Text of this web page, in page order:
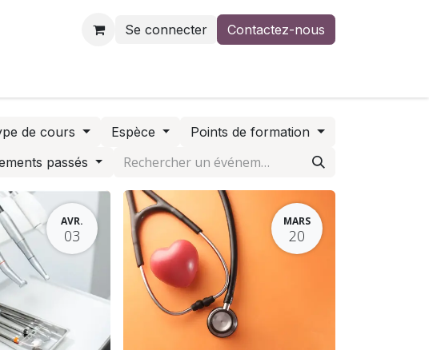
Se connecter Contactez-nous
de cours Espèce
Points de formation
passés
AVR.
03
MARS
20